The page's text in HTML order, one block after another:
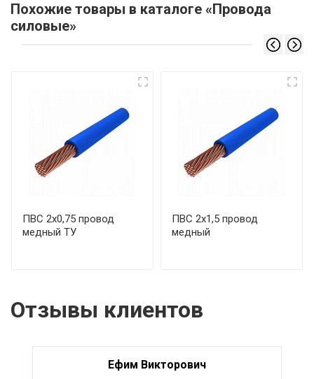
Похожие товары в каталоге «Провода
силовые»
ПВС 2х0,75 провод
медный ТУ
ПВС 2х1,5 провод
медный
Отзывы клиентов
Ефим Викторович